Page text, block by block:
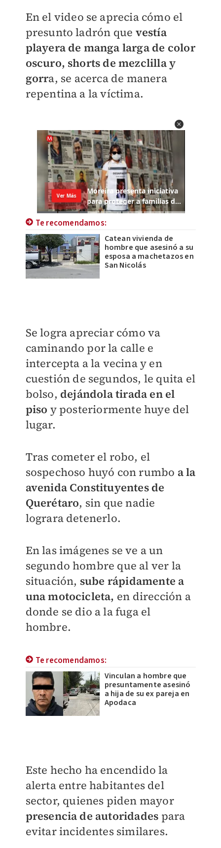
En el video se aprecia cómo el
presunto ladrón que vestía
playera de manga larga de color
oscuro, shorts de mezclilla y
gorra, se acerca de manera
repentina a la víctima.
Te recomendamos:
Catean vivienda de
hombre que asesinó a su
esposa a machetazos en
San Nicolás
Se logra apreciar cómo va
caminando por la calle e
intercepta a la vecina y en
cuestión de segundos, le quita el
bolso, dejándola tirada en el
piso y posteriormente huye del
lugar.
Tras cometer el robo, el
sospechoso huyó con rumbo a la
avenida Constituyentes de
Querétaro, sin que nadie
lograra detenerlo.
En las imágenes se ve a un
segundo hombre que al ver la
situación, sube rápidamente a
una motocicleta, en dirección a
donde se dio a la fuga el
hombre.
Te recomendamos:
Vinculan a hombre que
presuntamente asesinó
a hija de su ex pareja en
Apodaca
Este hecho ha encendido la
alerta entre habitantes del
sector, quienes piden mayor
presencia de autoridades para
evitar incidentes similares.